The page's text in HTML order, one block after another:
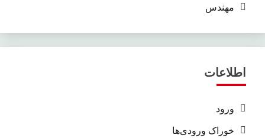
مهندس
اطلاعات
ورود
خوراک ورودی‌ها